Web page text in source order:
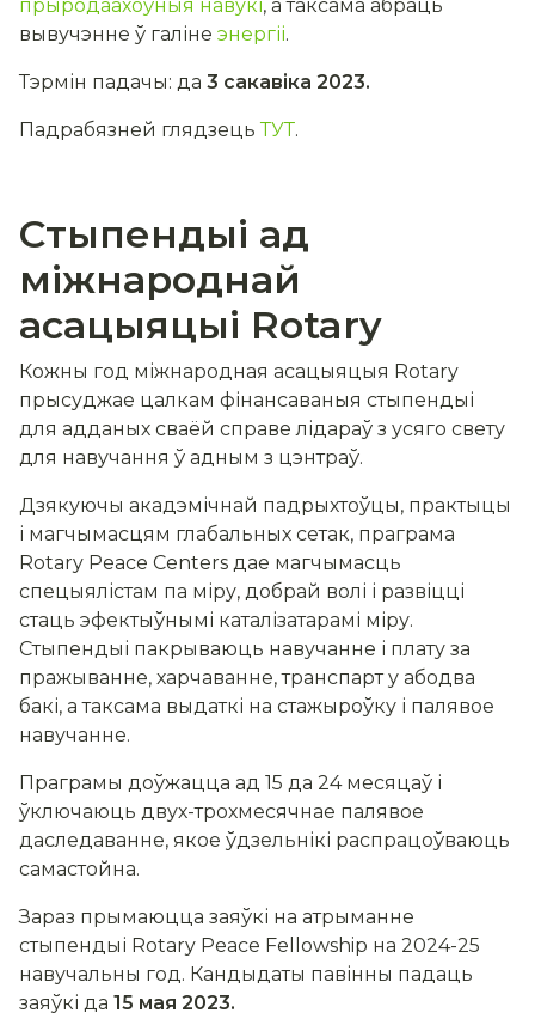
прыродаахоўныя навукі, а таксама абраць
вывучэнне ў галіне энергіі.
Тэрмін падачы: да 3 сакавіка 2023.
Падрабязней глядзецьТУТ.
Стыпендыі ад
міжнароднай
асацыяцыі Rotary
Кожны год міжнародная асацыяцыя Rotary
прысуджае цалкам фінансаваныя стыпендыі
для адданых сваёй справе лідараў з усяго свету
для навучання ў адным з цэнтраў.
Дзякуючы акадэмічнай падрыхтоўцы, практыцы
і магчымасцям глабальных сетак, праграма
Rotary Peace Centers дае магчымасць
спецыялістам па міру, добрай волі і развіцці
стаць эфектыўнымі каталізатарамі міру.
Стыпендыі пакрываюць навучанне і плату за
пражыванне, харчаванне, транспарт у абодва
бакі, а таксама выдаткі на стажыроўку і палявое
навучанне.
Праграмы доўжацца ад 15 да 24 месяцаў і
ўключаюць двух-трохмесячнае палявое
даследаванне, якое ўдзельнікі распрацоўваюць
самастойна.
Зараз прымаюцца заяўкі на атрыманне
стыпендыі Rotary Peace Fellowship на 2024-25
навучальны год. Кандыдаты павінны падаць
заяўкі да 15 мая 2023.